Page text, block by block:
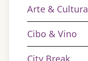
Arte & Cultura
Cibo & Vino